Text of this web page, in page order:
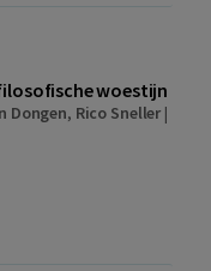
woestijn
Dongen, Rico Sneller |